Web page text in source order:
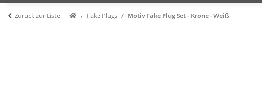
Zurück zur Liste Fake Plugs Motiv Fake Plug Set - Krone - Weiß